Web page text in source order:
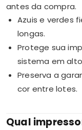
antes da compra.
Azuis e verdes
longas.
Protege sua
sistema em
Preserva a
cor entre lotes.
Qual